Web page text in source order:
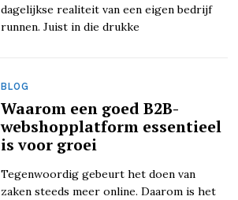
dagelijkse realiteit van een eigen bedrijf
runnen. Juist in die drukke
BLOG
Waarom een goed B2B-
webshopplatform essentieel
is voor groei
Tegenwoordig gebeurt het doen van
zaken steeds meer online. Daarom is het